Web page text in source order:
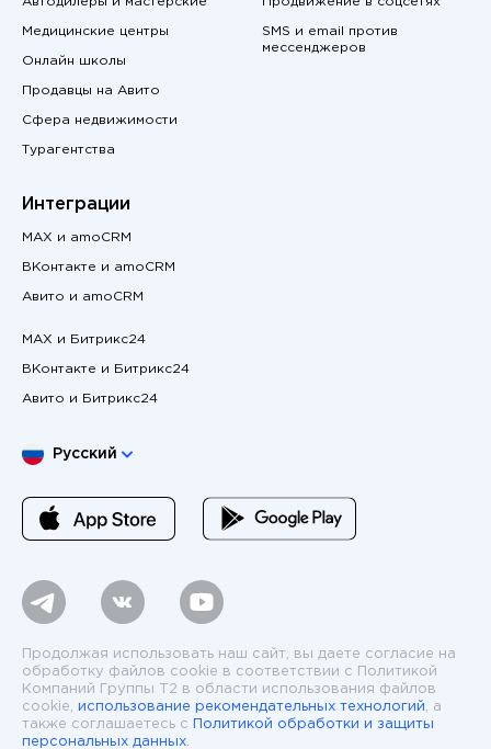
Медицинские центры
Онлайн школы
Продавцы на Авито
Сфера недвижимости
Турагентства
Интеграции
MAX и amoCRM
ВКонтакте и amoCRM
Авито и amoCRM
MAX и Битрикс24
ВКонтакте и Битрикс24
Авито и Битрикс24
SMS и email против
мессенджеров
Выберите язык
Русский
Продолжая использовать наш сайт, вы даете согласие на
обработку файлов cookie в соответствии с Политикой
Компаний Группы T2 в области использования файлов
cookie, использование рекомендательных технологий, а
также соглашаетесь с
Политикой обработки и защиты
персональных данных.